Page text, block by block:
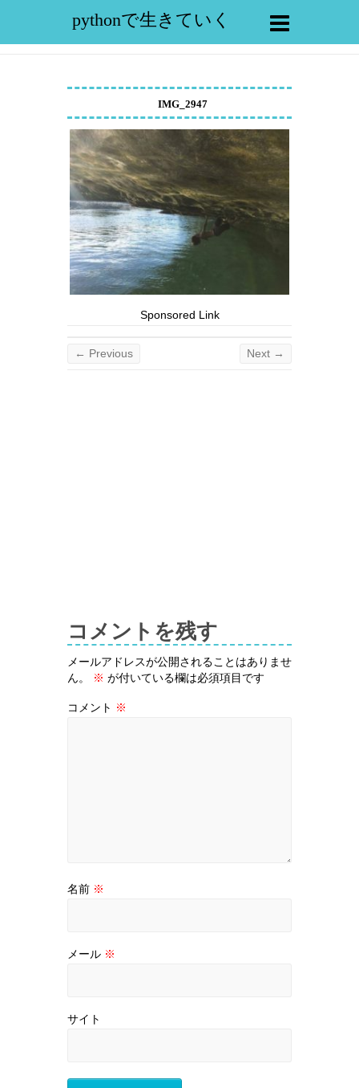
pythonで生きていく
IMG_2947
Sponsored Link
← Previous Next →
コメントを残す
メールアドレスが公開されることはありませ
ん。
※ が付いている欄は必須項目です
コメント ※
名前 ※
メール ※
サイト